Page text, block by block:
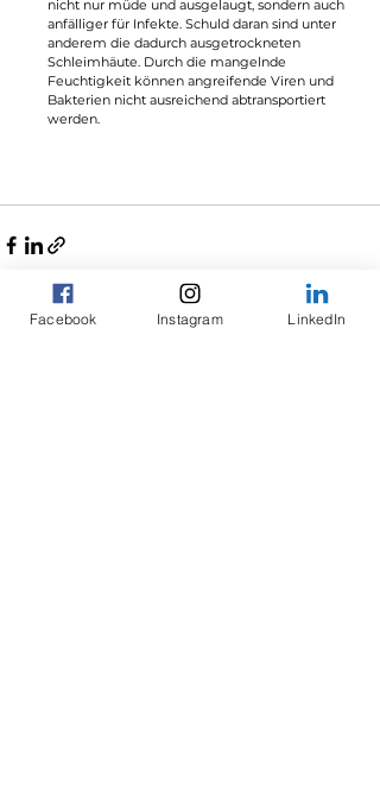
nicht nur müde und ausgelaugt, sondern auch
anfälliger für Infekte. Schuld daran sind unter
anderem die dadurch ausgetrockneten
Schleimhäute. Durch die mangelnde
Feuchtigkeit können angreifende Viren und
Bakterien nicht ausreichend abtransportiert
werden.
Facebook Instagram LinkedIn